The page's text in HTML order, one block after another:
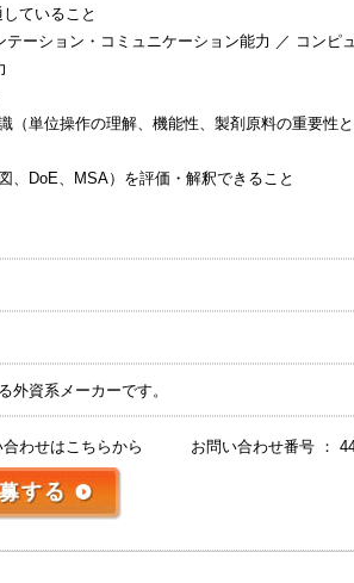
ていること
ーション・コミュニケーション能力 ／ コンピ
（単位操作の理解、機能性、製剤原料の重要性
、DoE、MSA）を評価・解釈できること
外資系メーカーです。
お問い合わせ番号 ：
わせはこちらから